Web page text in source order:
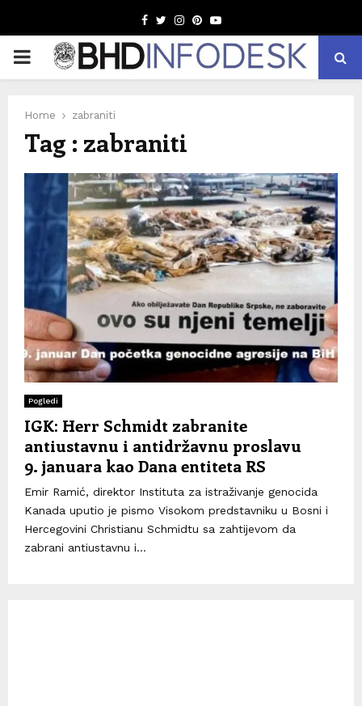
Facebook
TwitterInstagram
Pinterest
Youtube
PRIMARY
Home zabraniti
Tag : zabraniti
Pogledi
IGK: Herr Schmidt zabranite
antiustavnu i antidržavnu proslavu
9. januara kao Dana entiteta RS
Emir Ramić, direktor Instituta za istraživanje genocida
Kanada uputio je pismo Visokom predstavniku u Bosni i
Hercegovini Christianu Schmidtu sa zahtijevom da
zabrani antiustavnu i...